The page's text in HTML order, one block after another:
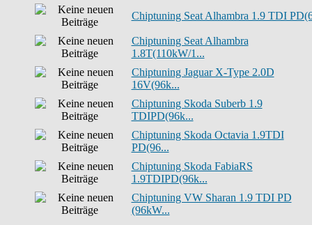
Chiptuning Seat Alhambra 1.9 TDI
Chiptuning Seat Alhambra
1.8T(110kW/1...
Chiptuning Jaguar X-Type 2.0D
16V(96k...
Chiptuning Skoda Suberb 1.9
TDIPD(96k...
Chiptuning Skoda Octavia 1.9TDI
PD(96...
Chiptuning Skoda FabiaRS
1.9TDIPD(96k...
Chiptuning VW Sharan 1.9 TDI PD
(96kW...